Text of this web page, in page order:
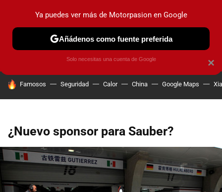
PRUEBAS COCHES ELÉCTRICOS OBSERVATORIO
HOY SE HABLA DE
Famosos Seguridad Calor China Google Maps
¿Nuevo sponsor para Sauber?
×
Ya puedes ver más de Motorpasion en Google
Añádenos como fuente preferida
Solo necesitas una cuenta de Google